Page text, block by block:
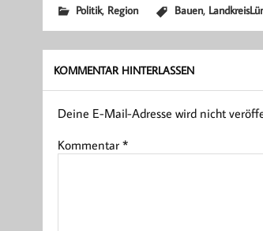
Politik, Region Bauen,
KOMMENTAR HINTERLASSEN
Deine E-Mail-Adresse wird nicht
Kommentar *